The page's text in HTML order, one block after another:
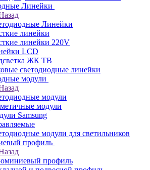
Линейки
Линейки
линейки
линейки 220V
LCD
ЖК ТВ
светодиодные линейки
модули
модули
модули
Samsung
модули для светильников
профиль
профиль